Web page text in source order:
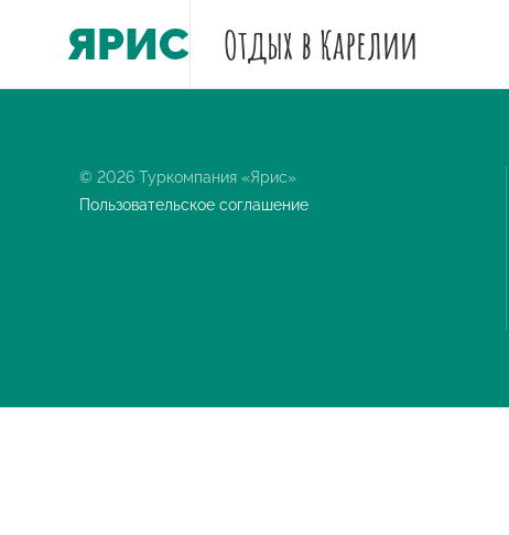
ЯРИС Отдых в Карелии
© 2026 Туркомпания «Ярис»
Пользовательское соглашение